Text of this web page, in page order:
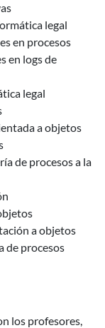
legal
en procesos
en logs de
legal
a objetos
de procesos a la
a objetos
de procesos
los profesores,